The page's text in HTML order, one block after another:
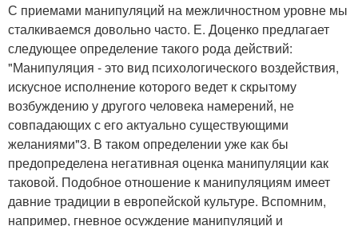
С приемами манипуляций на межличностном уровне мы
сталкиваемся довольно часто. Е. Доценко предлагает
следующее определение такого рода действий:
"Манипуляция - это вид психологического воздействия,
искусное исполнение которого ведет к скрытому
возбуждению у другого человека намерений, не
совпадающих с его актуально существующими
желаниями"3. В таком определении уже как бы
предопределена негативная оценка манипуляции как
таковой. Подобное отношение к манипуляциям имеет
давние традиции в европейской культуре. Вспомним,
например, гневное осуждение манипуляций и